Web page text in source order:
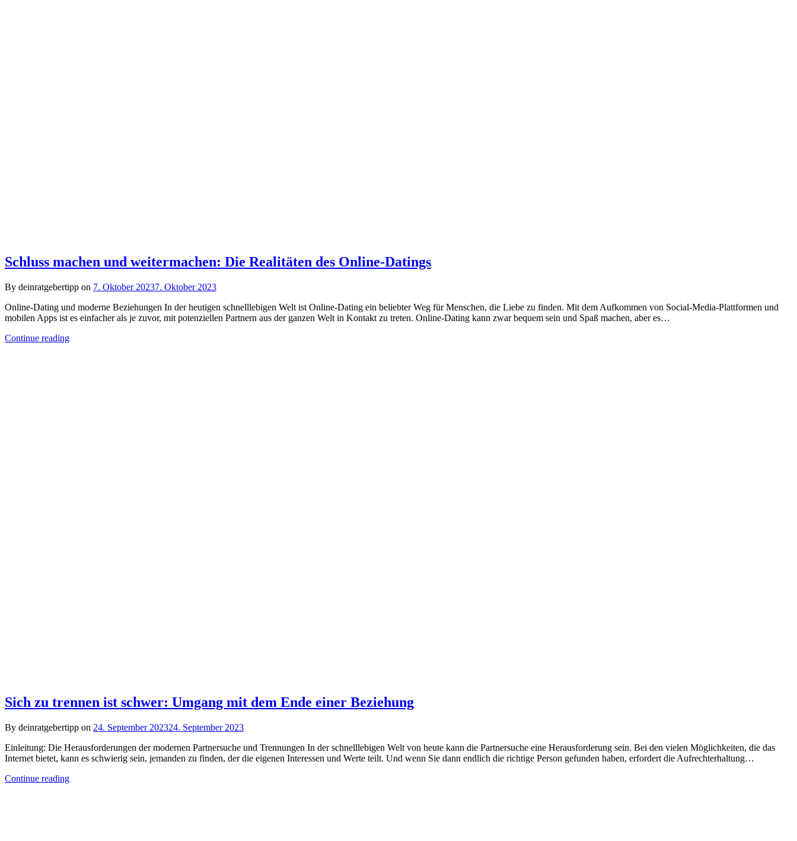
Schluss machen und weitermachen: Die Realitäten des Online-Datings
By deinratgebertipp on 7. Oktober 20237. Oktober 2023
Online-Dating und moderne Beziehungen In der heutigen schnelllebigen Welt ist Online-Dating ein beliebter Weg für Menschen, die Liebe zu finden. Mit dem Aufkommen von Social-Media-Plattformen und
mobilen Apps ist es einfacher als je zuvor, mit potenziellen Partnern aus der ganzen Welt in Kontakt zu treten. Online-Dating kann zwar bequem sein und Spaß machen, aber es…
Continue reading
Sich zu trennen ist schwer: Umgang mit dem Ende einer Beziehung
By deinratgebertipp on 24. September 202324. September 2023
Einleitung: Die Herausforderungen der modernen Partnersuche und Trennungen In der schnelllebigen Welt von heute kann die Partnersuche eine Herausforderung sein. Bei den vielen Möglichkeiten, die das
Internet bietet, kann es schwierig sein, jemanden zu finden, der die eigenen Interessen und Werte teilt. Und wenn Sie dann endlich die richtige Person gefunden haben, erfordert die Aufrechterhaltung…
Continue reading